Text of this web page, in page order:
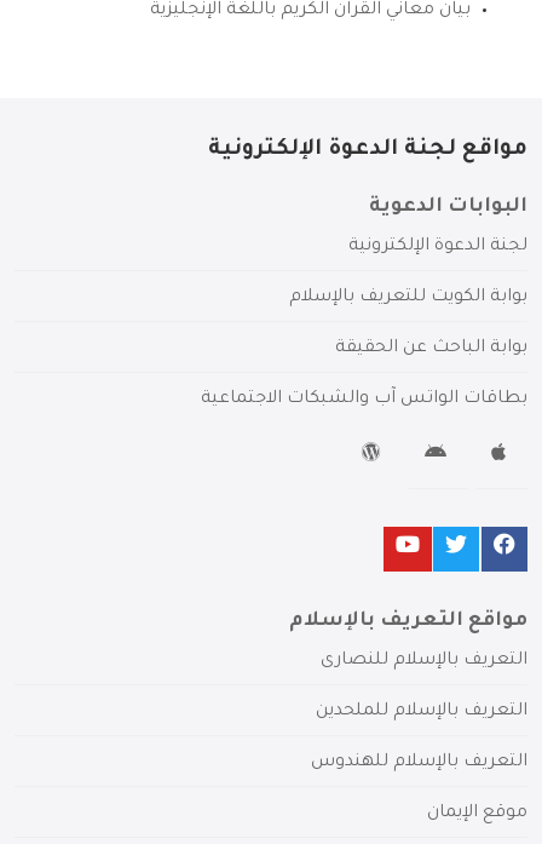
بيان معاني القرآن الكريم باللغة الإنجليزية
مواقع لجنة الدعوة الإلكترونية
البوابات الدعوية
لجنة الدعوة الإلكترونية
بوابة الكويت للتعريف بالإسلام
بوابة الباحث عن الحقيقة
بطاقات الواتس آب والشبكات الاجتماعية
مواقع التعريف بالإسلام
التعريف بالإسلام للنصارى
التعريف بالإسلام للملحدين
التعريف بالإسلام للهندوس
موقع الإيمان